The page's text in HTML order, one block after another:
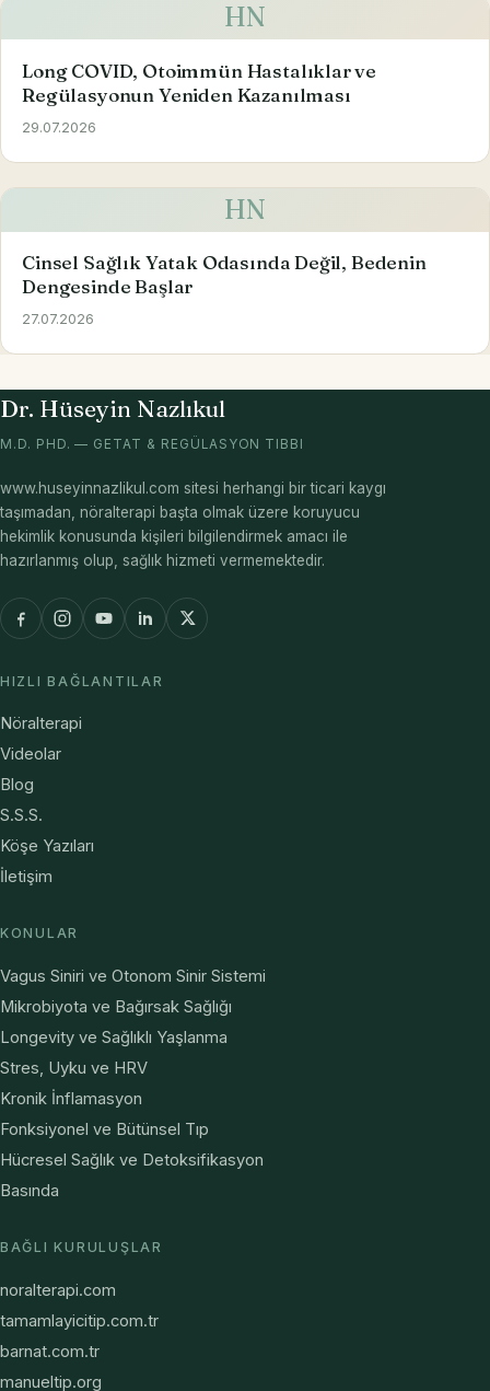
HN
Long COVID, Otoimmün Hastalıklar ve
Regülasyonun Yeniden Kazanılması
29.07.2026
HN
Cinsel Sağlık Yatak Odasında Değil, Bedenin
Dengesinde Başlar
27.07.2026
Dr. Hüseyin Nazlıkul
M.D. PHD. — GETAT & REGÜLASYON TIBBI
www.huseyinnazlikul.com sitesi herhangi bir ticari kaygı
taşımadan, nöralterapi başta olmak üzere koruyucu
hekimlik konusunda kişileri bilgilendirmek amacı ile
hazırlanmış olup, sağlık hizmeti vermemektedir.
HIZLI BAĞLANTILAR
Nöralterapi
Videolar
Blog
S.S.S.
Köşe Yazıları
İletişim
KONULAR
Vagus Siniri ve Otonom Sinir Sistemi
Mikrobiyota ve Bağırsak Sağlığı
Longevity ve Sağlıklı Yaşlanma
Stres, Uyku ve HRV
Kronik İnflamasyon
Fonksiyonel ve Bütünsel Tıp
Hücresel Sağlık ve Detoksifikasyon
Basında
BAĞLI KURULUŞLAR
noralterapi.com
tamamlayicitip.com.tr
barnat.com.tr
manueltip.org